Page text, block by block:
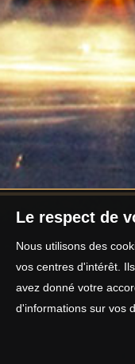
Le respect de
Nous utilisons des
vos centres d'intérêt.
avez donné votre
d'informations sur vos